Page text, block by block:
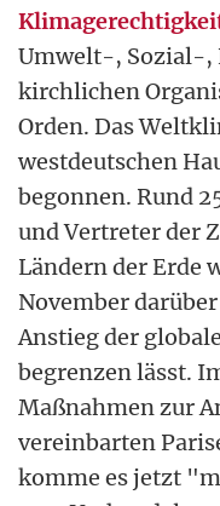
Umwelt-, Sozial-,
kirchlichen
Orden. Das
westdeutschen
begonnen. Rund
und Vertreter der
Ländern der Erde
November
Anstieg der
begrenzen lässt.
Maßnahmen zur
vereinbarten
komme es jetzt